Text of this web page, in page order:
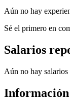
Aún no hay
Sé el primero en
Salarios
Aún no hay salarios
Información